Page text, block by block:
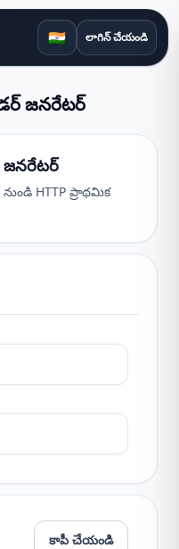
🇮🇳 లాగిన్ చేయండి
జనరేటర్
HTTP ప్రాథమిక
కాపీ చేయండి